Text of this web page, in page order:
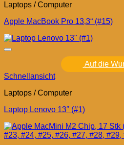
Laptops / Computer
Apple MacBook Pro 13,3“ (#15)
Auf die
Schnellansicht
Laptops / Computer
Laptop Lenovo 13″ (#1)